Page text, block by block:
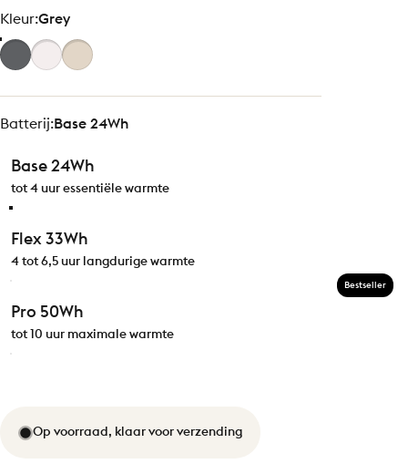
Kleur
Kleur:Grey
Batterij
Batterij:Base 24Wh
Base 24Wh
tot 4 uur essentiële warmte
Flex 33Wh
4 tot 6,5 uur langdurige warmte
Pro 50Wh
tot 10 uur maximale warmte
Bestseller
Op voorraad, klaar voor verzending